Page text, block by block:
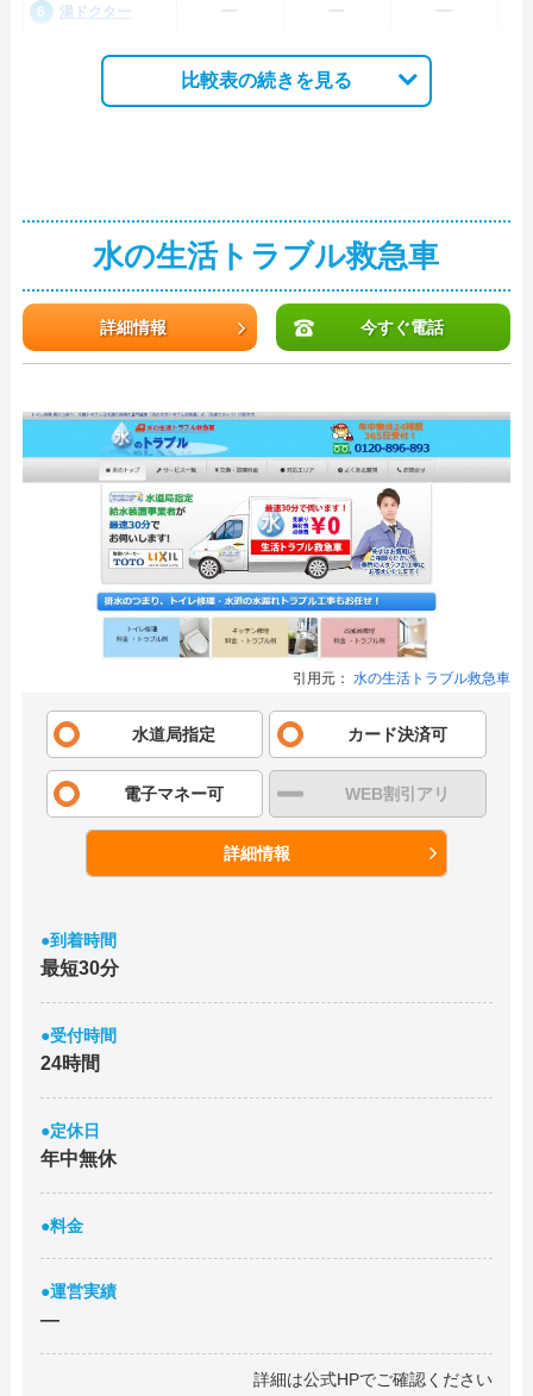
湯ドクター ー ー ー
比較表の続きを見る
水の生活トラブル救急車
詳細情報 今すぐ電話
引用元： 水の生活トラブル救急車
水道局指定 カード決済可
電子マネー可 WEB割引アリ
詳細情報
●到着時間
最短30分
●受付時間
24時間
●定休日
年中無休
●料金
●運営実績
―
詳細は公式HPでご確認ください